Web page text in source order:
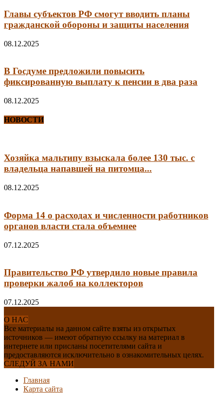
Главы субъектов РФ смогут вводить планы
гражданской обороны и защиты населения
08.12.2025
В Госдуме предложили повысить
фиксированную выплату к пенсии в два раза
08.12.2025
НОВОСТИ
Хозяйка мальтипу взыскала более 130 тыс. с
владельца напавшей на питомца...
08.12.2025
Форма 14 о расходах и численности работников
органов власти стала объемнее
07.12.2025
Правительство РФ утвердило новые правила
проверки жалоб на коллекторов
07.12.2025
О НАС
Все материалы на данном сайте взяты из открытых
источников — имеют обратную ссылку на материал в
интернете или присланы посетителями сайта и
предоставляются исключительно в ознакомительных целях.
СЛЕДУЙ ЗА НАМИ
Главная
Карта сайта